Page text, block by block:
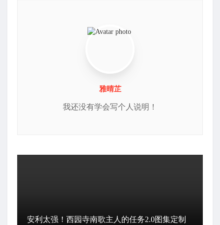
雅晴芷
我还没有学会写个人说明！
安利太强！西园寺南歌主人的任务2.0图集定制